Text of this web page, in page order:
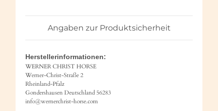
Angaben zur Produktsicherheit
Herstellerinformationen:
WERNER CHRIST HORSE
Werner-Christ-Straße 2
Rheinland-Pfalz
Gondershausen Deutschland 56283
info@wernerchrist-horse.com